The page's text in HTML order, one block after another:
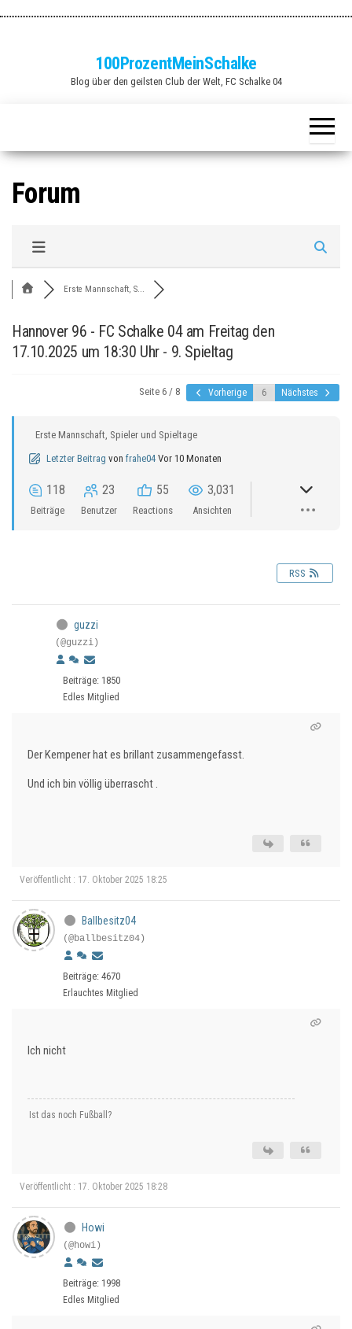
100ProzentMeinSchalke
Blog über den geilsten Club der Welt, FC Schalke 04
Forum
Erste Mannschaft, S...
Hannover 96 - FC Schalke 04 am Freitag den
17.10.2025 um 18:30 Uhr - 9. Spieltag
Seite 6 / 8 Vorherige Nächstes
Erste Mannschaft, Spieler und Spieltage
Letzter Beitrag von frahe04 Vor 10 Monaten
118
Beiträge
23
Benutzer
55
Reactions
3,031
Ansichten
RSS
guzzi
(@guzzi)
Beiträge: 1850
Edles Mitglied
Der Kempener hat es brillant zusammengefasst.
Und ich bin völlig überrascht .
Veröffentlicht : 17. Oktober 2025 18:25
Ballbesitz04
(@ballbesitz04)
Beiträge: 4670
Erlauchtes Mitglied
Ich nicht
Ist das noch Fußball?
Veröffentlicht : 17. Oktober 2025 18:28
Howi
(@howi)
Beiträge: 1998
Edles Mitglied